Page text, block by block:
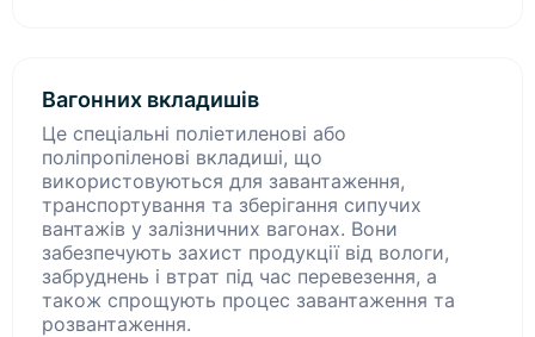
Вагонних вкладишів
Це спеціальні поліетиленові або
поліпропіленові вкладиші, що
використовуються для завантаження,
транспортування та зберігання сипучих
вантажів у залізничних вагонах. Вони
забезпечують захист продукції від вологи,
забруднень і втрат під час перевезення, а
також спрощують процес завантаження та
розвантаження.